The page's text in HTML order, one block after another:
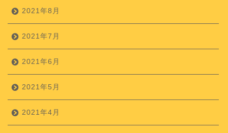
2021年8月
2021年7月
2021年6月
2021年5月
2021年4月